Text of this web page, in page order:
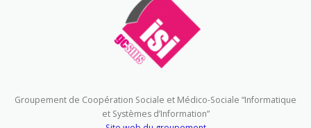
Groupement de Coopération Sociale et Médico-Sociale “Informatique
et Systèmes d’Information”